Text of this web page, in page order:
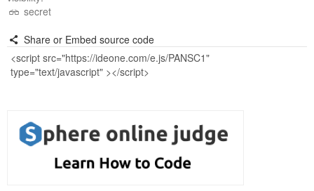
secret
Share or Embed source code